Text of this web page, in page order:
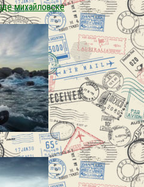
михайловске